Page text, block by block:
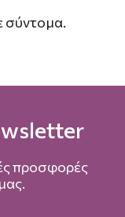
σύντομα.
προσφορές